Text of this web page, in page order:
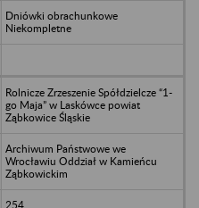
Dniówki obrachunkowe
Niekompletne
Rolnicze Zrzeszenie Spółdzielcze “1-
go Maja” w Laskówce powiat
Ząbkowice Śląskie
Archiwum Państwowe we
Wrocławiu Oddział w Kamieńcu
Ząbkowickim
254